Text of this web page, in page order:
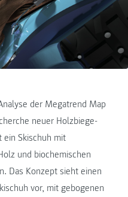
der Megatrend Map
neuer Holzbiege-
ein Skischuh mit
und biochemischen
Das Konzept sieht einen
vor, mit gebogenen